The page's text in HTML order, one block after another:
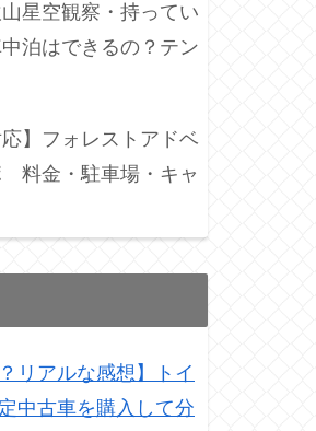
山星空観察・持ってい
泊はできるの？テン
応】フォレストアドベ
料金・駐車場・キャ
リアルな感想】トイ
中古車を購入して分